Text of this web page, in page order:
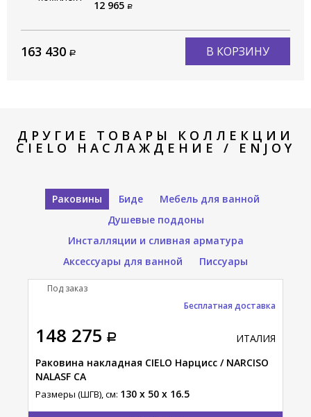
12 965
163 430 В КОРЗИНУ
ДРУГИЕ ТОВАРЫ КОЛЛЕКЦИИ
CIELO НАСЛАЖДЕНИЕ / ENJOY
Раковины Биде
Мебель для ванной
Душевые поддоны
Инсталляции и сливная арматура
Аксессуары для ванной
Писсуары
148 275
ИТАЛИЯ
Раковина накладная CIELO Нарцисс / NARCISO
NALASF CA
Размеры (ШГВ), см: 130 x 50 x 16.5
Под заказ
Бесплатная доставка